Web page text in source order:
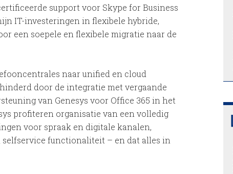
support voor Skype for Business
IT-investeringen in flexibele hybride,
een soepele en flexibele migratie naar de
naar unified en cloud
door de integratie met vergaande
van Genesys voor Office 365 in het
profiteren organisatie van een volledig
voor spraak en digitale kanalen,
functionaliteit – en dat alles in